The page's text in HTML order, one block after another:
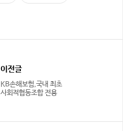
이전글
KB손해보험,국내 최초
사회적협동조합 전용